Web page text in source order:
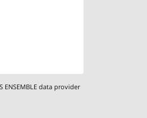
ENSEMBLE data provider